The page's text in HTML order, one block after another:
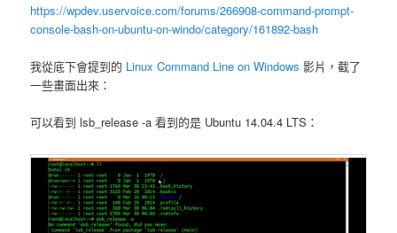
https://wpdev.uservoice.com/forums/266908-command-prompt-
console-bash-on-ubuntu-on-windo/category/161892-bash
我從底下會提到的 Linux Command Line on Windows 影片，截了
一些畫面出來：
可以看到 lsb_release -a 看到的是 Ubuntu 14.04.4 LTS：